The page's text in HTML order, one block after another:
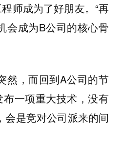
师成为了好朋友。“再
会成为B公司的核心骨
然，而回到A公司的节
一项重大技术，没有
会是竞对公司派来的间